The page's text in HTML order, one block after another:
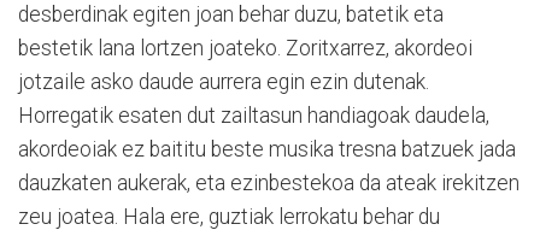
desberdinak egiten joan behar duzu, batetik eta
bestetik lana lortzen joateko. Zoritxarrez, akordeoi
jotzaile asko daude aurrera egin ezin dutenak.
Horregatik esaten dut zailtasun handiagoak daudela,
akordeoiak ez baititu beste musika tresna batzuek jada
dauzkaten aukerak, eta ezinbestekoa da ateak irekitzen
zeu joatea. Hala ere, guztiak lerrokatu behar du